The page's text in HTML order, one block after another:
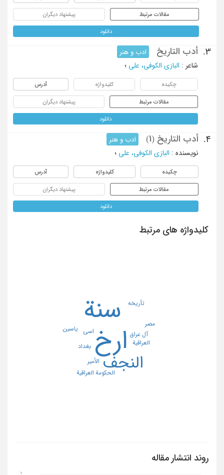
مقالات مرتبط پیشنهاد دیگران
دانلود
3. أدب التاریخ
ادب و هنر
شاعر : البازی الکوفی، علی ؛
چکیده کلیدواژه آدرس
مقالات مرتبط پیشنهاد دیگران
دانلود
4. أدب التاریخ (1)
ادب و هنر
نویسنده : البازی الکوفی، علی ؛
چکیده کلیدواژه آدرس
مقالات مرتبط پیشنهاد دیگران
دانلود
کلیدواژه های مرتبط
ارخ
سنة
النجف
آل عراق اسی
الأمیر
الحکومة العراقیة
العراقیة
بغداد
تأریخه
مصر
یاسین
روند انتشار مقاله
1